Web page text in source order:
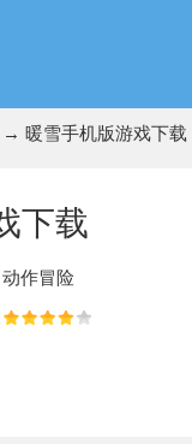
→ 暖雪手机版游戏下载
下载
动作冒险